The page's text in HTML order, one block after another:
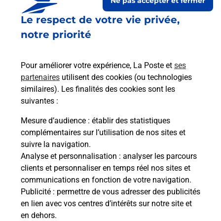
Le respect de votre vie privée,
notre priorité
Pour améliorer votre expérience, La Poste et ses
partenaires utilisent des cookies (ou technologies
similaires). Les finalités des cookies sont les
suivantes :
Mesure d’audience : établir des statistiques
complémentaires sur l’utilisation de nos sites et
suivre la navigation.
Analyse et personnalisation : analyser les parcours
clients et personnaliser en temps réel nos sites et
communications en fonction de votre navigation.
Publicité : permettre de vous adresser des publicités
en lien avec vos centres d’intérêts sur notre site et
en dehors.
Prochaine collecte du courrierlundià 08h30
110 Route De La Paix
33190 Hure
Itinéraire
Le lien s'ouvre dans un nouvel onglet